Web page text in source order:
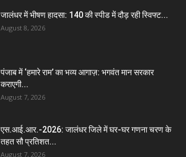
जालंधर में भीषण हादसा: 140 की स्पीड में दौड़ रही स्विफ्ट...
August 8, 2026
पंजाब में ‘हमारे राम’ का भव्य आगाज़: भगवंत मान सरकार
कराएगी...
August 7, 2026
एस.आई.आर.-2026: जालंधर जिले में घर-घर गणना चरण के
तहत सौ प्रतिशत...
August 7, 2026